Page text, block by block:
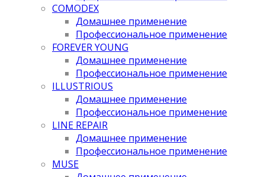
COMODEX
Домашнее применение
Профессиональное применение
FOREVER YOUNG
Домашнее применение
Профессиональное применение
ILLUSTRIOUS
Домашнее применение
Профессиональное применение
LINE REPAIR
Домашнее применение
Профессиональное применение
MUSE